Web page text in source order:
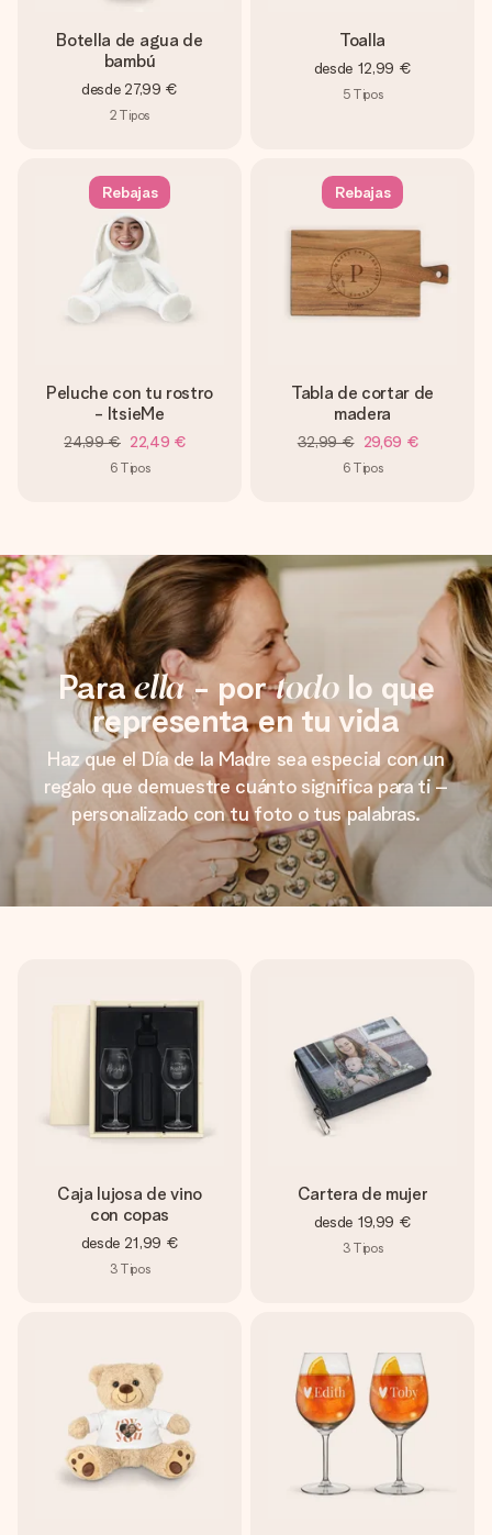
Botella de agua de
bambú
desde 27,99 €
2 Tipos
Toalla
desde 12,99 €
5 Tipos
Rebajas
Peluche con tu rostro
- ItsieMe
24,99 € 22,49 €
6 Tipos
Rebajas
Tabla de cortar de
madera
32,99 € 29,69 €
6 Tipos
Paraella- portodolo que
representa en tu vida
Haz que el Día de la Madre sea especial con un
regalo que demuestre cuánto significa para ti –
personalizado con tu foto o tus palabras.
Caja lujosa de vino
con copas
desde 21,99 €
3 Tipos
Cartera de mujer
desde 19,99 €
3 Tipos